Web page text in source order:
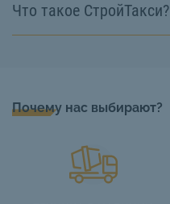
Что такое СтройТакси?
Почему нас выбирают?